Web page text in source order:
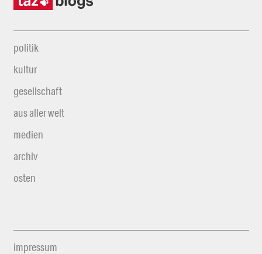
politik
kultur
gesellschaft
aus aller welt
medien
archiv
osten
impressum